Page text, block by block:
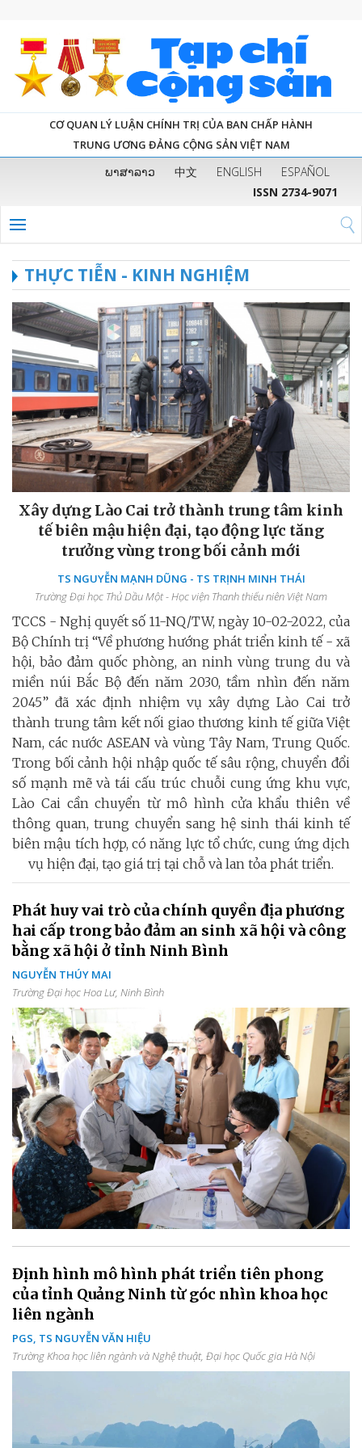
CƠ QUAN LÝ LUẬN CHÍNH TRỊ CỦA BAN CHẤP HÀNH
TRUNG ƯƠNG ĐẢNG CỘNG SẢN VIỆT NAM
ພາສາລາວ 中文 ENGLISH
ESPAÑOL
ISSN 2734-9071
THỰC TIỄN - KINH NGHIỆM
Xây dựng Lào Cai trở thành trung tâm kinh
tế biên mậu hiện đại, tạo động lực tăng
trưởng vùng trong bối cảnh mới
TS NGUYỄN MẠNH DŨNG - TS TRỊNH MINH THÁI
Trường Đại học Thủ Dầu Một - Học viện Thanh thiếu niên Việt Nam
TCCS - Nghị quyết số 11-NQ/TW, ngày 10-02-2022, của
Bộ Chính trị “Về phương hướng phát triển kinh tế - xã
hội, bảo đảm quốc phòng, an ninh vùng trung du và
miền núi Bắc Bộ đến năm 2030, tầm nhìn đến năm
2045” đã xác định nhiệm vụ xây dựng Lào Cai trở
thành trung tâm kết nối giao thương kinh tế giữa Việt
Nam, các nước ASEAN và vùng Tây Nam, Trung Quốc.
Trong bối cảnh hội nhập quốc tế sâu rộng, chuyển đổi
số mạnh mẽ và tái cấu trúc chuỗi cung ứng khu vực,
Lào Cai cần chuyển từ mô hình cửa khẩu thiên về
thông quan, trung chuyển sang hệ sinh thái kinh tế
biên mậu tích hợp, có năng lực tổ chức, cung ứng dịch
vụ hiện đại, tạo giá trị tại chỗ và lan tỏa phát triển.
Phát huy vai trò của chính quyền địa phương
hai cấp trong bảo đảm an sinh xã hội và công
bằng xã hội ở tỉnh Ninh Bình
NGUYỄN THÚY MAI
Trường Đại học Hoa Lư, Ninh Bình
Định hình mô hình phát triển tiên phong
của tỉnh Quảng Ninh từ góc nhìn khoa học
liên ngành
PGS, TS NGUYỄN VĂN HIỆU
Trường Khoa học liên ngành và Nghệ thuật, Đại học Quốc gia Hà Nội